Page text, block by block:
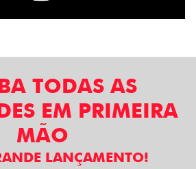
TODAS AS
EM PRIMEIRA
MÃO
LANÇAMENTO!